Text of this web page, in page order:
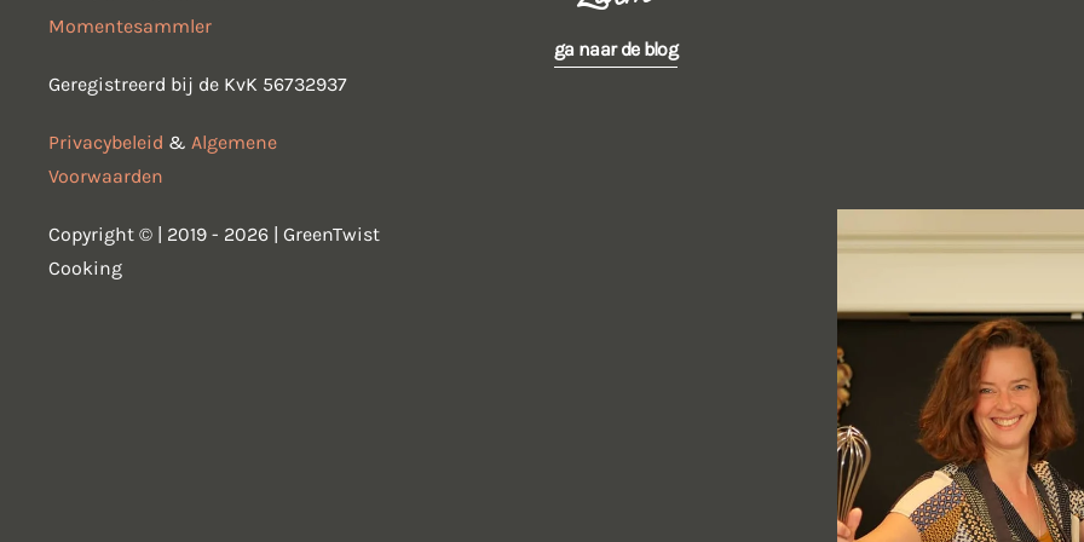
Momentesammler
Geregistreerd bij de KvK 56732937
Privacybeleid & Algemene
Voorwaarden
Copyright © | 2019 - 2026 | GreenTwist
Cooking
ga naar de blog